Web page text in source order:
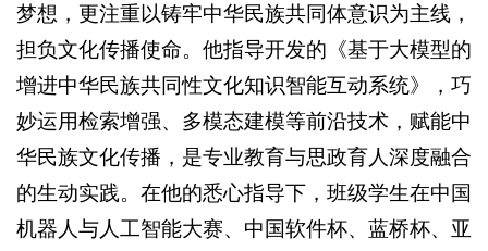
梦想，更注重以铸牢中华民族共同体意识为主线，
担负文化传播使命。他指导开发的《基于大模型的
增进中华民族共同性文化知识智能互动系统》，巧
妙运用检索增强、多模态建模等前沿技术，赋能中
华民族文化传播，是专业教育与思政育人深度融合
的生动实践。在他的悉心指导下，班级学生在中国
机器人与人工智能大赛、中国软件杯、蓝桥杯、亚